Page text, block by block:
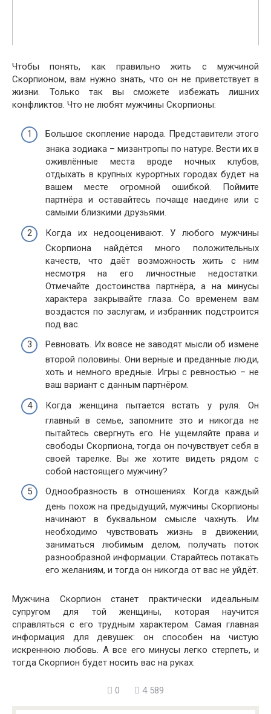
Чтобы понять, как правильно жить с мужчиной
Скорпионом, вам нужно знать, что он не приветствует в
жизни. Только так вы сможете избежать лишних
конфликтов. Что не любят мужчины Скорпионы:
Большое скопление народа. Представители этого
знака зодиака – мизантропы по натуре. Вести их в
оживлённые места вроде ночных клубов,
отдыхать в крупных курортных городах будет на
вашем месте огромной ошибкой. Поймите
партнёра и оставайтесь почаще наедине или с
самыми близкими друзьями.
Когда их недооценивают. У любого мужчины
Скорпиона найдётся много положительных
качеств, что даёт возможность жить с ним
несмотря на его личностные недостатки.
Отмечайте достоинства партнёра, а на минусы
характера закрывайте глаза. Со временем вам
воздастся по заслугам, и избранник подстроится
под вас.
Ревновать. Их вовсе не заводят мысли об измене
второй половины. Они верные и преданные люди,
хоть и немного вредные. Игры с ревностью – не
ваш вариант с данным партнёром.
Когда женщина пытается встать у руля. Он
главный в семье, запомните это и никогда не
пытайтесь свергнуть его. Не ущемляйте права и
свободы Скорпиона, тогда он почувствует себя в
своей тарелке. Вы же хотите видеть рядом с
собой настоящего мужчину?
Однообразность в отношениях. Когда каждый
день похож на предыдущий, мужчины Скорпионы
начинают в буквальном смысле чахнуть. Им
необходимо чувствовать жизнь в движении,
заниматься любимым делом, получать поток
разнообразной информации. Старайтесь потакать
его желаниям, и тогда он никогда от вас не уйдёт.
Мужчина Скорпион станет практически идеальным
супругом для той женщины, которая научится
справляться с его трудным характером. Самая главная
информация для девушек: он способен на чистую
искреннюю любовь. А все его минусы легко стерпеть, и
тогда Скорпион будет носить вас на руках.
0 4 589